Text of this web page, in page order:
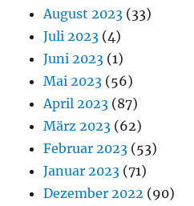
August 2023 (33)
Juli 2023 (4)
Juni 2023 (1)
Mai 2023 (56)
April 2023 (87)
März 2023 (62)
Februar 2023 (53)
Januar 2023 (71)
Dezember 2022 (90)